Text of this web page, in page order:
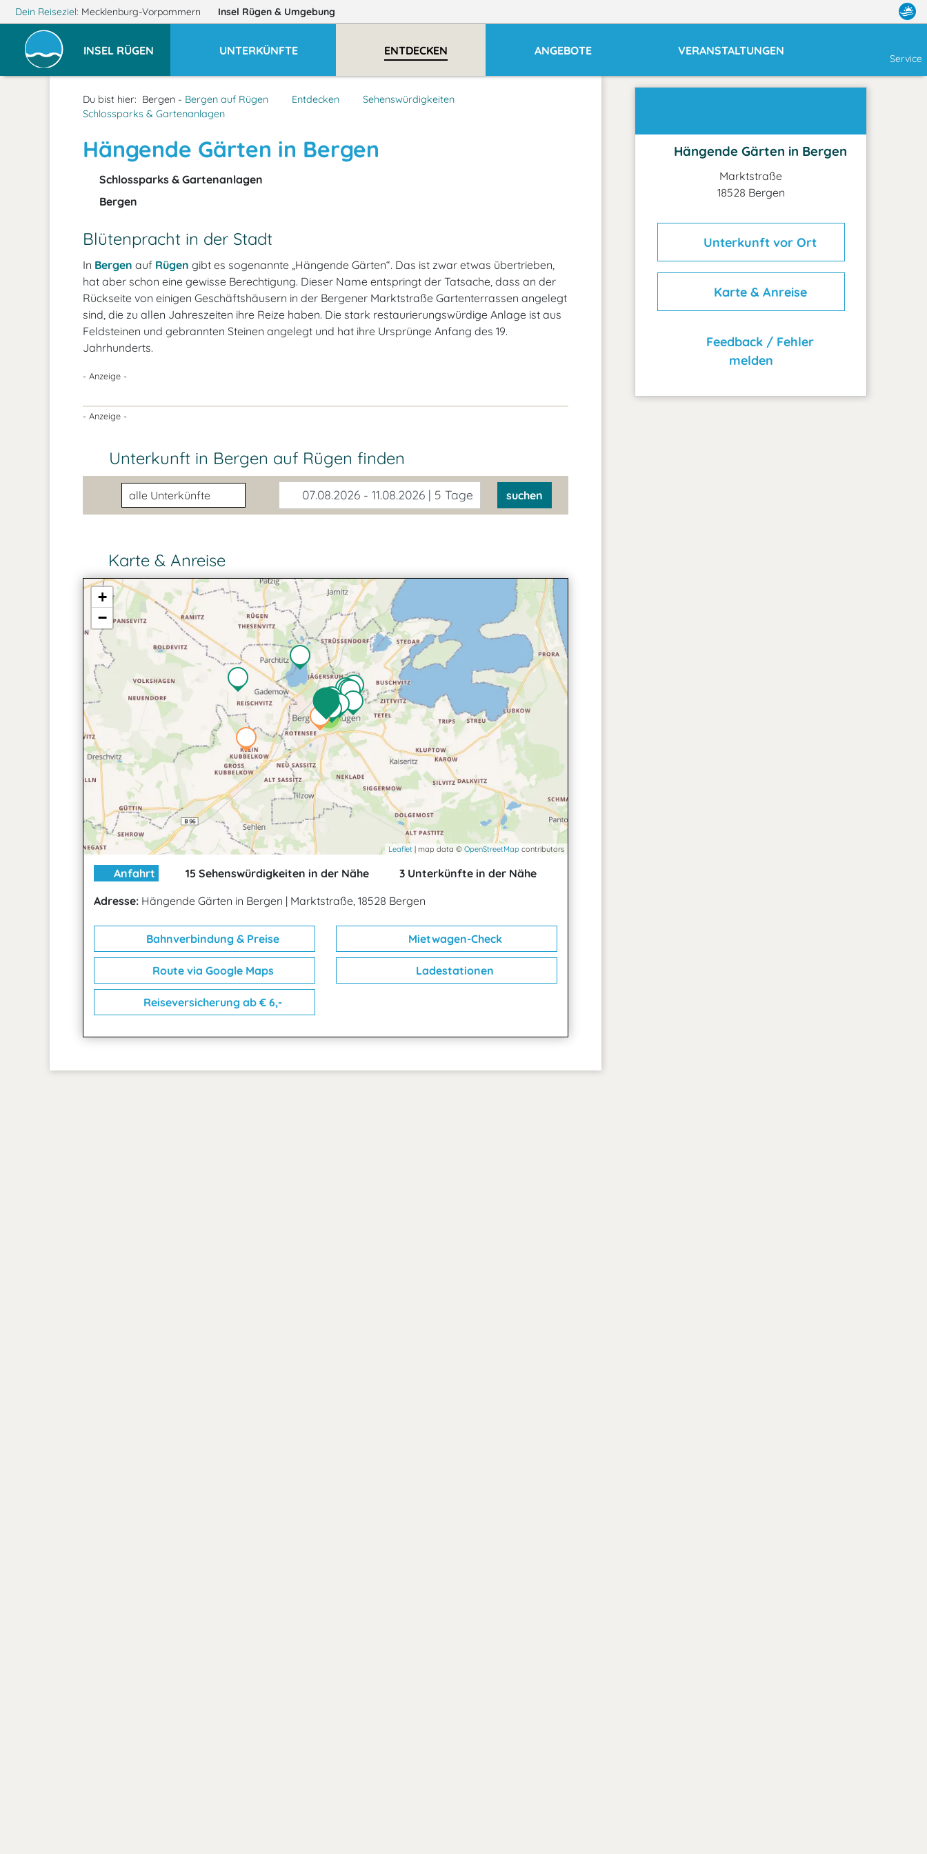
Dein Reiseziel: Mecklenburg-Vorpommern Insel Rügen & Umgebung
INSEL RÜGEN UNTERKÜNFTE ENTDECKEN ANGEBOTE VERANSTALTUNGEN
Service
Du bist hier: Bergen - Bergen auf Rügen Entdecken
Sehenswürdigkeiten
Schlossparks & Gartenanlagen
Hängende Gärten in Bergen
Schlossparks & Gartenanlagen
Bergen
Blütenpracht in der Stadt
In Bergen auf Rügen gibt es sogenannte „Hängende Gärten“. Das ist zwar etwas übertrieben,
hat aber schon eine gewisse Berechtigung. Dieser Name entspringt der Tatsache, dass an der
Rückseite von einigen Geschäftshäusern in der Bergener Marktstraße Gartenterrassen angelegt
sind, die zu allen Jahreszeiten ihre Reize haben. Die stark restaurierungswürdige Anlage ist aus
Feldsteinen und gebrannten Steinen angelegt und hat ihre Ursprünge Anfang des 19.
Jahrhunderts.
- Anzeige -
- Anzeige -
Unterkunft in Bergen auf Rügen finden
Unterkunftsart 07.08.2026 - 11.08.2026 | 5 Tage suchen
Karte & Anreise
2
+
−
Leaflet | map data © OpenStreetMap contributors
Anfahrt 15 Sehenswürdigkeiten in der Nähe
3 Unterkünfte in der Nähe
Adresse: Hängende Gärten in Bergen | Marktstraße, 18528 Bergen
Bahnverbindung & Preise Mietwagen-Check
Route via Google Maps Ladestationen
Reiseversicherung ab € 6,-
Hängende Gärten in Bergen
Marktstraße
18528 Bergen
Unterkunft vor Ort
Karte & Anreise
Feedback / Fehler
melden